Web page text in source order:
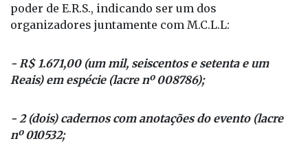
poder de E.R.S., indicando ser um dos
organizadores juntamente com M.C.L.L:
- R$ 1.671,00 (um mil, seiscentos e setenta e um
Reais) em espécie (lacre nº 008786);
- 2 (dois) cadernos com anotações do evento (lacre
nº 010532;